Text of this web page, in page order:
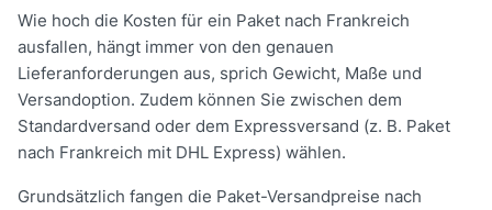
Wie hoch die Kosten für ein Paket nach Frankreich
ausfallen, hängt immer von den genauen
Lieferanforderungen aus, sprich Gewicht, Maße und
Versandoption. Zudem können Sie zwischen dem
Standardversand oder dem Expressversand (z. B. Paket
nach Frankreich mit DHL Express) wählen.
Grundsätzlich fangen die Paket-Versandpreise nach